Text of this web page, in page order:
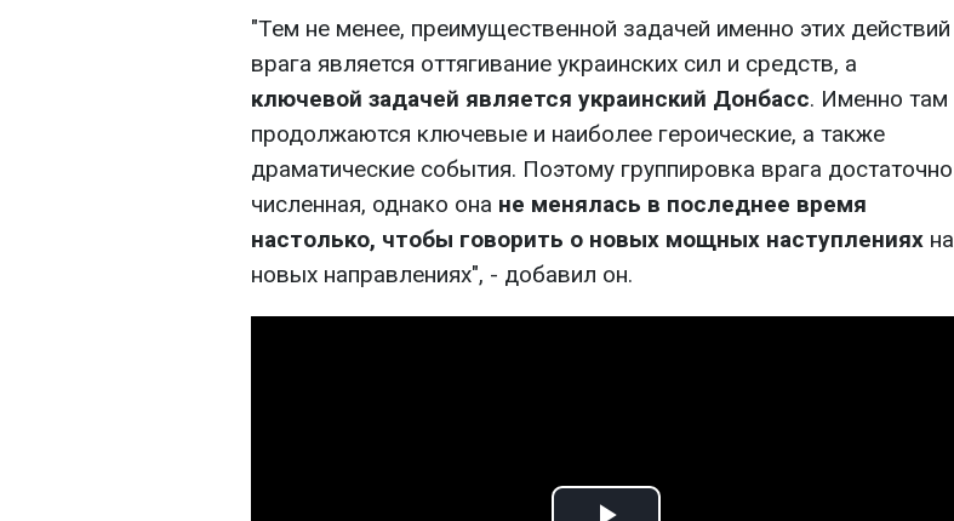
"Тем не менее, преимущественной задачей именно этих действий
врага является оттягивание украинских сил и средств, а
ключевой задачей является украинский Донбасс. Именно там
продолжаются ключевые и наиболее героические, а также
драматические события. Поэтому группировка врага достаточно
численная, однако она не менялась в последнее время
настолько, чтобы говорить о новых мощных наступлениях на
новых направлениях", - добавил он.